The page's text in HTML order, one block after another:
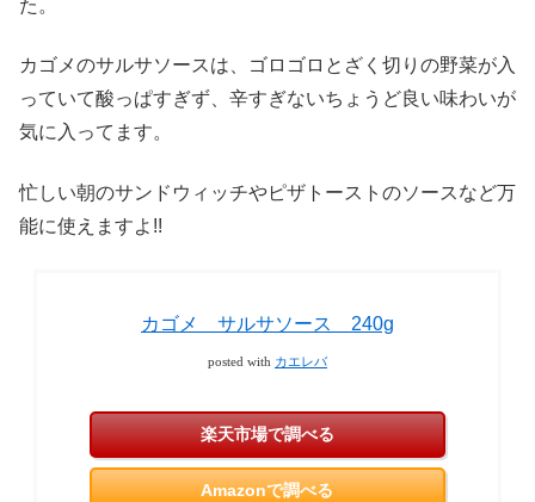
た。
カゴメのサルサソースは、ゴロゴロとざく切りの野菜が入
っていて酸っぱすぎず、辛すぎないちょうど良い味わいが
気に入ってます。
忙しい朝のサンドウィッチやピザトーストのソースなど万
能に使えますよ!!
カゴメ サルサソース 240g
posted with カエレバ
楽天市場で調べる
Amazonで調べる